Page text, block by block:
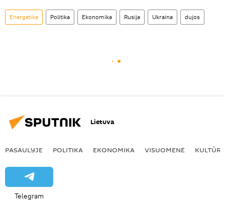
Energetika Politika Ekonomika Rusija Ukraina dujos
Lietuva
PASAULYJE POLITIKA EKONOMIKA VISUOMENĖ KULTŪRA
Telegram